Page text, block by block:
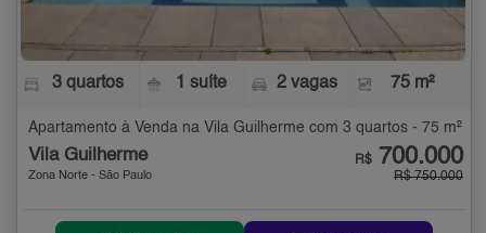
3 quartos 1 suíte 2 vagas 75 m²
Apartamento à Venda na Vila Guilherme com 3 quartos - 75 m²
Vila Guilherme
Zona Norte - São Paulo
R$ 700.000
R$ 750.000